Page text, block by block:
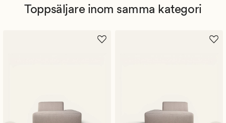
Toppsäljare inom samma kategori